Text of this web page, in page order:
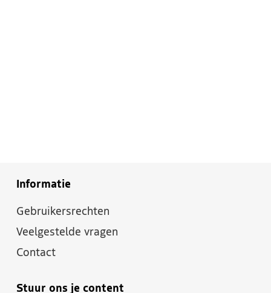
Informatie
Gebruikersrechten
Veelgestelde vragen
Contact
Stuur ons je content